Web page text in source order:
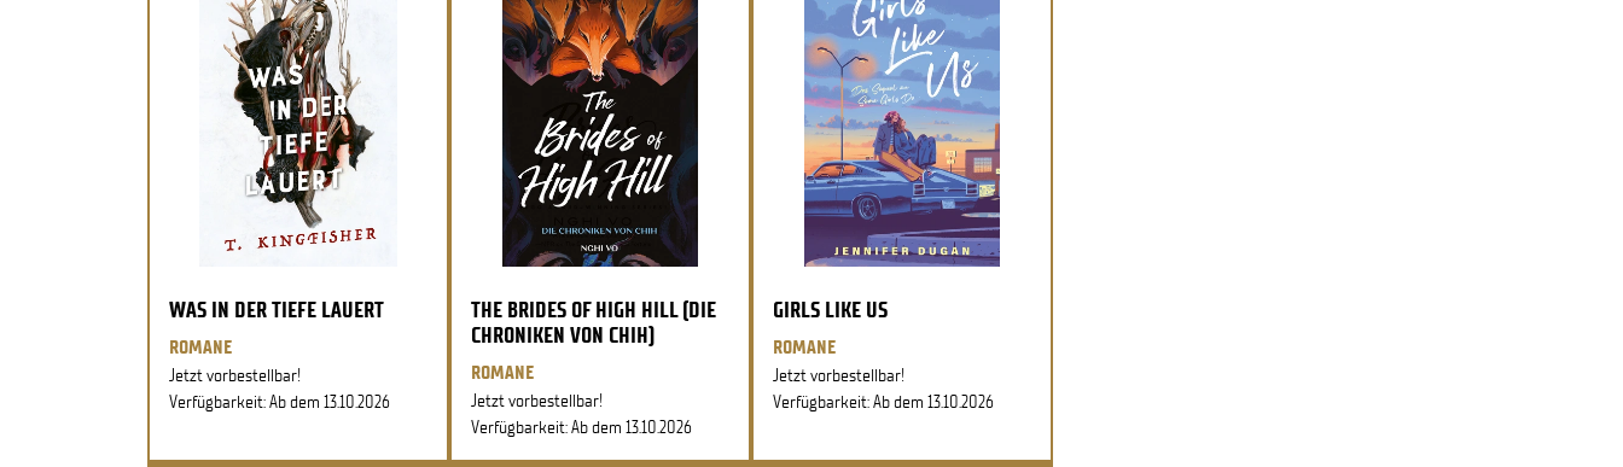
WAS IN DER TIEFE LAUERT
ROMANE
Jetzt vorbestellbar!
Verfügbarkeit: Ab dem 13.10.2026
THE BRIDES OF HIGH HILL (DIE
CHRONIKEN VON CHIH)
ROMANE
Jetzt vorbestellbar!
Verfügbarkeit: Ab dem 13.10.2026
GIRLS LIKE US
ROMANE
Jetzt vorbestellbar!
Verfügbarkeit: Ab dem 13.10.2026